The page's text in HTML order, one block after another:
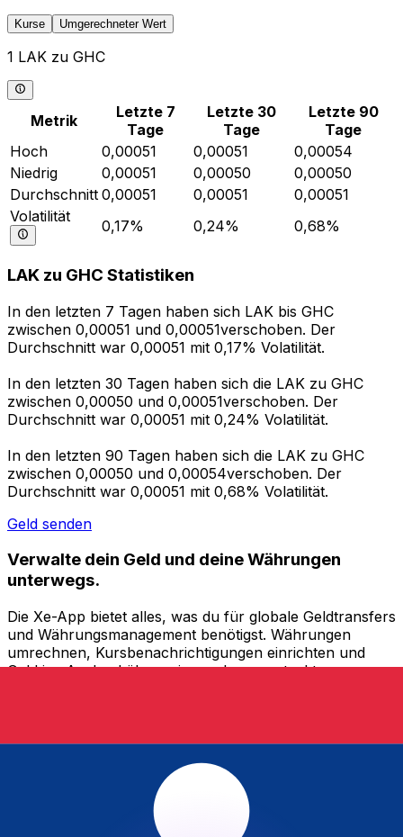
Kurse Umgerechneter Wert
1 LAK zu GHC
Metrik
Letzte 7
Tage
Letzte 30
Tage
Letzte 90
Tage
Hoch
0,00051 0,00051
0,00054
Niedrig
0,00051 0,00050
0,00050
Durchschnitt 0,00051 0,00051
0,00051
Volatilität
0,17% 0,24% 0,68%
LAK zu GHC Statistiken
In den letzten 7 Tagen haben sich LAK bis GHC
zwischen 0,00051 und 0,00051verschoben. Der
Durchschnitt war 0,00051 mit 0,17% Volatilität.
In den letzten 30 Tagen haben sich die LAK zu GHC
zwischen 0,00050 und 0,00051verschoben. Der
Durchschnitt war 0,00051 mit 0,24% Volatilität.
In den letzten 90 Tagen haben sich die LAK zu GHC
zwischen 0,00050 und 0,00054verschoben. Der
Durchschnitt war 0,00051 mit 0,68% Volatilität.
Geld senden
Verwalte dein Geld und deine Währungen
unterwegs.
Die Xe-App bietet alles, was du für globale Geldtransfers
und Währungsmanagement benötigst. Währungen
umrechnen, Kursbenachrichtigungen einrichten und
Geld ins Ausland überweisen, ohne versteckte